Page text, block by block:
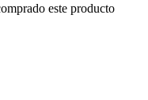
este producto